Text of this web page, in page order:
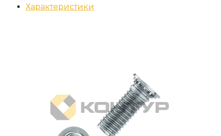
Характеристики